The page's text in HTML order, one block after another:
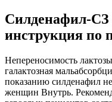
Силденафил-СЗ
инструкция по
Непереносимость
галактозная
показанию силденафил
женщин Внутрь.